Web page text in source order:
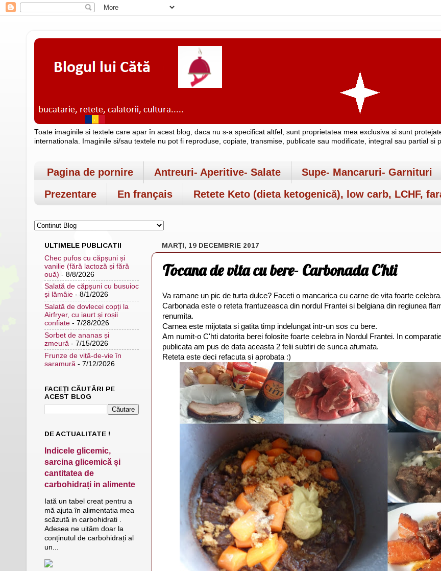
Toate imaginile si textele care apar în acest blog, daca nu s-a specificat altfel, sunt proprietatea mea exclusiva si sunt
internationala. Imaginile si/sau textele nu pot fi reproduse, copiate, transmise, publicate sau modificate, integral sau partial
Pagina de pornire Antreuri- Aperitive- Salate Supe- Mancaruri- Garnituri
Prezentare
En français Retete Keto (dieta ketogenică), low carb, LCHF,
MARȚI, 19 DECEMBRIE 2017
Tocana de vita cu bere- Carbonada C'hti
Va ramane un pic de turta dulce? Faceti o mancarica cu carne de vita foarte celebra.
Carbonada este o reteta frantuzeasca din nordul Frantei si belgiana din regiunea
renumita.
Carnea este mijotata si gatita timp indelungat intr-un sos cu bere.
Am numit-o C'hti datorita berei folosite foarte celebra in Nordul Frantei. In
publicata am pus de data aceasta 2 felii subtiri de sunca afumata.
Reteta este deci refacuta si aprobata :)
ULTIMELE PUBLICATII
Chec pufos cu căpșuni și
vanilie (fără lactoză și fără
ouă) - 8/8/2026
Salată de căpșuni cu busuioc
și lămâie - 8/1/2026
Salată de dovlecei copți la
Airfryer, cu iaurt și roșii
confiate - 7/28/2026
Sorbet de ananas și
zmeură - 7/15/2026
Frunze de viță-de-vie în
saramură - 7/12/2026
FACEȚI CĂUTĂRI PE
ACEST BLOG
DE ACTUALITATE !
Indicele glicemic,
sarcina glicemică și
cantitatea de
carbohidrați in alimente
Iată un tabel creat pentru a
mă ajuta în alimentatia mea
scăzută in carbohidrati .
Adesea ne uităm doar la
conținutul de carbohidrați al
un...